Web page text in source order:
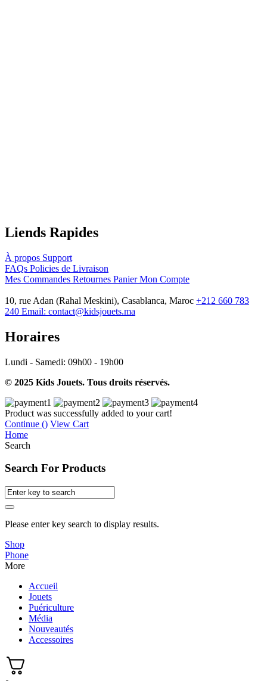
Liends Rapides
À propos Support
FAQs Policies de Livraison
Mes Commandes Retournes Panier Mon Compte
10, rue Adan (Rahal Meskini), Casablanca, Maroc +212 660 783
240 Email: contact@kidsjouets.ma
Horaires
Lundi - Samedi: 09h00 - 19h00
© 2025 Kids Jouets. Tous droits réservés.
Product was successfully added to your cart!
Continue () View Cart
Home
Search
Search For Products
Please enter key search to display results.
Shop
Phone
More
Accueil
Jouets
Puériculture
Média
Nouveautés
Accessoires